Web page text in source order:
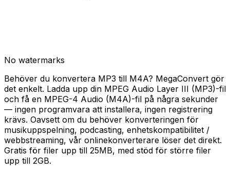
No watermarks
Behöver du konvertera MP3 till M4A? MegaConvert gör
det enkelt. Ladda upp din MPEG Audio Layer III (MP3)-fil
och få en MPEG-4 Audio (M4A)-fil på några sekunder
— ingen programvara att installera, ingen registrering
krävs. Oavsett om du behöver konverteringen för
musikuppspelning, podcasting, enhetskompatibilitet /
webbstreaming, vår onlinekonverterare löser det direkt.
Gratis för filer upp till 25MB, med stöd för större filer
upp till 2GB.